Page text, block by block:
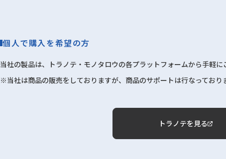
個人で購入を希望の方
当社の製品は、トラノテ・モノタロウの各プラットフォームから手軽
※当社は商品の販売をしておりますが、商品のサポートは行なっており
トラノテを見る